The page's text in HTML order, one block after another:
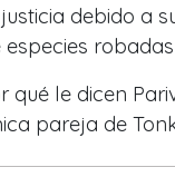
debido a
qué le dicen
pareja de